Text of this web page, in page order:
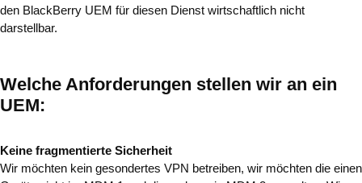
den BlackBerry UEM für diesen Dienst wirtschaftlich nicht
darstellbar.
Welche Anforderungen stellen wir an ein
UEM:
Keine fragmentierte Sicherheit
Wir möchten kein gesondertes VPN betreiben, wir möchten die einen